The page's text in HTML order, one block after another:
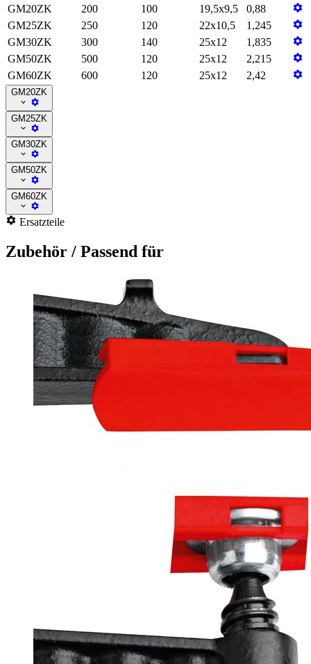
GM20ZK
200 100 19,5x9,5
0,88
GM25ZK
250 120 22x10,5
1,245
GM30ZK
300 140 25x12
1,835
GM50ZK
500 120 25x12
2,215
GM60ZK
600 120 25x12 2,42
GM20ZK
GM25ZK
GM30ZK
GM50ZK
GM60ZK
Ersatzteile
Zubehör / Passend für